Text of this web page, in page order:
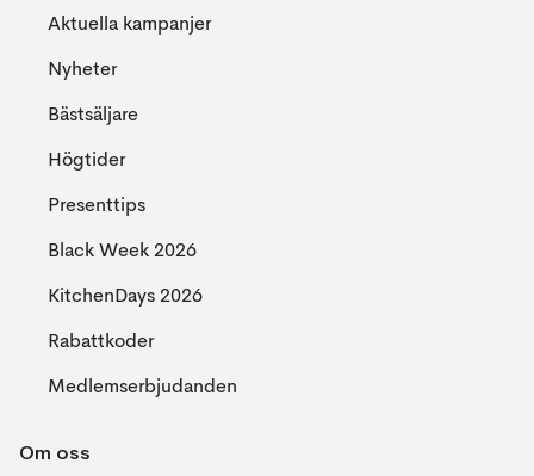
Aktuella kampanjer
Nyheter
Bästsäljare
Högtider
Presenttips
Black Week 2026
KitchenDays 2026
Rabattkoder
Medlemserbjudanden
Om oss